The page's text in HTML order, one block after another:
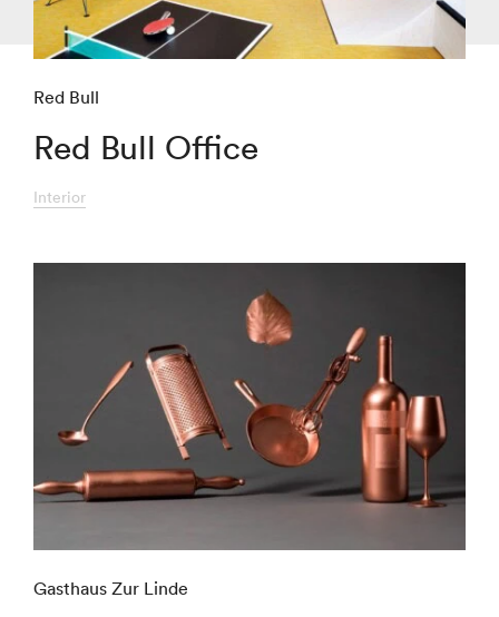
Red Bull
Red Bull Office
Interior
Gasthaus Zur Linde